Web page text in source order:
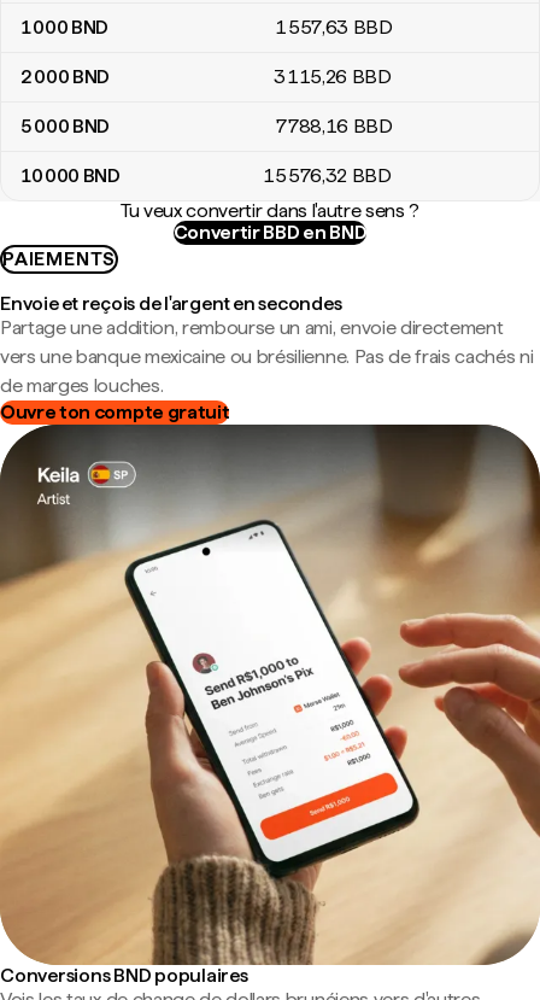
1 000 BND 1 557,63 BBD
2 000 BND 3 115,26 BBD
5 000 BND 7 788,16 BBD
10 000 BND 15 576,32 BBD
Tu veux convertir dans l'autre sens ?
Convertir BBD en BND
PAIEMENTS
Envoie et reçois de l'argent en secondes
Partage une addition, rembourse un ami, envoie directement
vers une banque mexicaine ou brésilienne. Pas de frais cachés ni
de marges louches.
Ouvre ton compte gratuit
Conversions BND populaires